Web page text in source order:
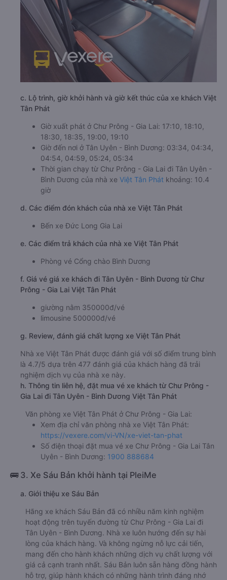
c. Lộ trình, giờ khởi hành và giờ kết thúc của xe khách Việt
Tân Phát
Giờ xuất phát ở Chư Prông - Gia Lai: 17:10, 18:10,
18:30, 18:35, 19:00, 19:10
Giờ đến nơi ở Tân Uyên - Bình Dương: 03:34, 04:34,
04:54, 04:59, 05:24, 05:34
Thời gian chạy từ Chư Prông - Gia Lai đi Tân Uyên -
Bình Dương của nhà xe Việt Tân Phát khoảng: 10.4
giờ
d. Các điểm đón khách của nhà xe Việt Tân Phát
Bến xe Đức Long Gia Lai
e. Các điểm trả khách của nhà xe Việt Tân Phát
Phòng vé Cổng chào Bình Dương
f. Giá vé giá xe khách đi Tân Uyên - Bình Dương từ Chư
Prông - Gia Lai Việt Tân Phát
giường nằm 350000đ/vé
limousine 500000đ/vé
g. Review, đánh giá chất lượng xe Việt Tân Phát
Nhà xe Việt Tân Phát được đánh giá với số điểm trung bình
là 4.7/5 dựa trên 477 đánh giá của khách hàng đã trải
nghiệm dịch vụ của nhà xe này.
h. Thông tin liên hệ, đặt mua vé xe khách từ Chư Prông -
Gia Lai đi Tân Uyên - Bình Dương Việt Tân Phát
Văn phòng xe Việt Tân Phát ở Chư Prông - Gia Lai:
Xem địa chỉ văn phòng nhà xe Việt Tân Phát:
https://vexere.com/vi-VN/xe-viet-tan-phat
Số điện thoại đặt mua vé xe Chư Prông - Gia Lai Tân
Uyên - Bình Dương: 1900 888684
🚌 3. Xe Sáu Bản khởi hành tại PleiMe
a. Giới thiệu xe Sáu Bản
Hãng xe khách Sáu Bản đã có nhiều năm kinh nghiệm
hoạt động trên tuyến đường từ Chư Prông - Gia Lai đi
Tân Uyên - Bình Dương. Nhà xe luôn hướng đến sự hài
lòng của khách hàng. Và không ngừng nỗ lực cải tiến,
mang đến cho hành khách những dịch vụ chất lượng với
giá cả cạnh tranh nhất. Sáu Bản luôn sẵn hàng đồng hành
hỗ trợ, giúp hành khách có những hành trình đáng nhớ